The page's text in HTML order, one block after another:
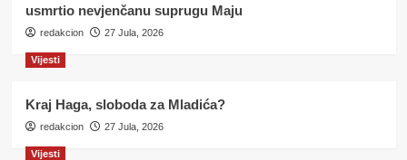
usmrtio nevjenčanu suprugu Maju
redakcion 27 Jula, 2026
Vijesti
Kraj Haga, sloboda za Mladića?
redakcion 27 Jula, 2026
Vijesti